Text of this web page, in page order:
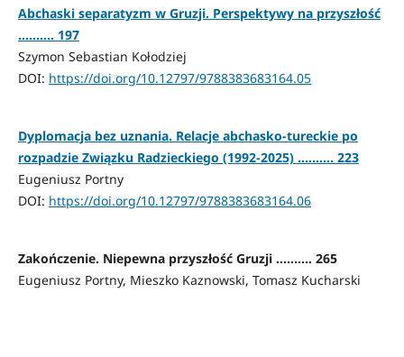
Abchaski separatyzm w Gruzji. Perspektywy na przyszłość
.......... 197
Szymon Sebastian Kołodziej
DOI: https://doi.org/10.12797/9788383683164.05
Dyplomacja bez uznania. Relacje abchasko-tureckie po
rozpadzie Związku Radzieckiego (1992-2025) .......... 223
Eugeniusz Portny
DOI: https://doi.org/10.12797/9788383683164.06
Zakończenie. Niepewna przyszłość Gruzji .......... 265
Eugeniusz Portny, Mieszko Kaznowski, Tomasz Kucharski